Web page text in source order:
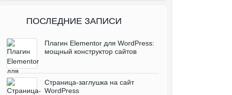
ПОСЛЕДНИЕ ЗАПИСИ
Плагин Elementor для WordPress:
мощный конструктор сайтов
Cтраница-заглушка на сайт
WordPress